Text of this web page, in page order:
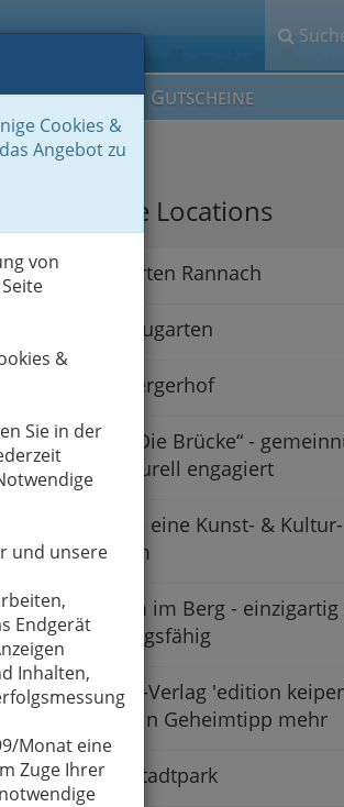
MEIN IG GUTSCHEINE
Cookies &
Angebot zu
von
&
Sie in der
und unsere
Endgerät
Inhalten,
Monat eine
Zuge Ihrer
Wichtige Locations
Alpengarten Rannach
Grazer Augarten
Babenbergerhof
Verein „Die Brücke“ -
und kulturell engagiert
CuntRa – eine Kunst- & Kultur-
Plattform
Der Dom im Berg - einzigartig
wandlungsfähig
Literatur-Verlag 'edition
lange kein Geheimtipp mehr
Forum Stadtpark